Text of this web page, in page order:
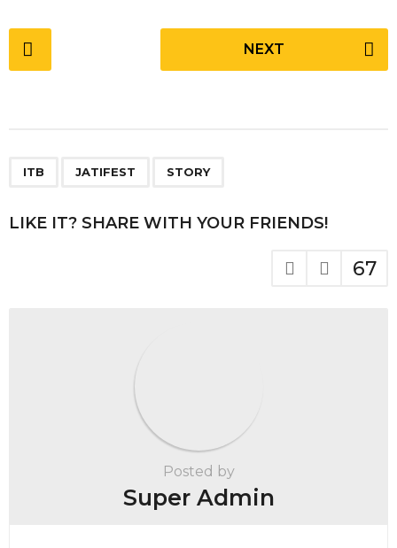
o
n
NEXT
ITB JATIFEST STORY
LIKE IT? SHARE WITH YOUR FRIENDS!
67
Posted by
Super Admin